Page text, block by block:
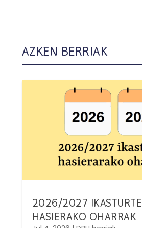
AZKEN BERRIAK
2026/2027 IKASTURTE
HASIERAKO OHARRAK